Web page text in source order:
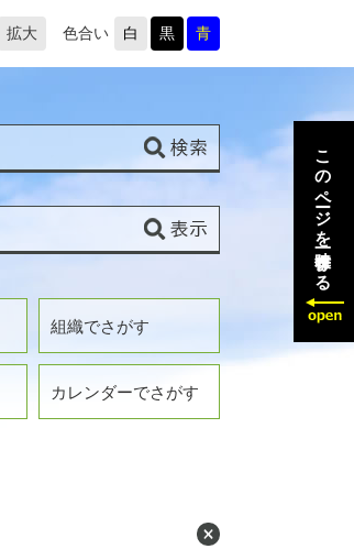
拡大 色合い 白 黒 青
組織でさがす
カレンダーでさがす
このページを一時保存する